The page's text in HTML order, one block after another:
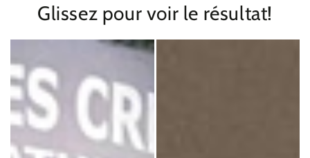
Glissez pour voir le résultat!